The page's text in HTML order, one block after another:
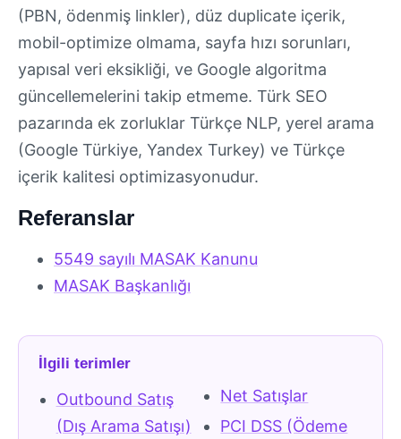
(PBN, ödenmiş linkler), düz duplicate içerik,
mobil-optimize olmama, sayfa hızı sorunları,
yapısal veri eksikliği, ve Google algoritma
güncellemelerini takip etmeme. Türk SEO
pazarında ek zorluklar Türkçe NLP, yerel arama
(Google Türkiye, Yandex Turkey) ve Türkçe
içerik kalitesi optimizasyonudur.
Referanslar
5549 sayılı MASAK Kanunu
MASAK Başkanlığı
İlgili terimler
Outbound Satış
(Dış Arama Satışı)
Net Satışlar
PCI DSS (Ödeme